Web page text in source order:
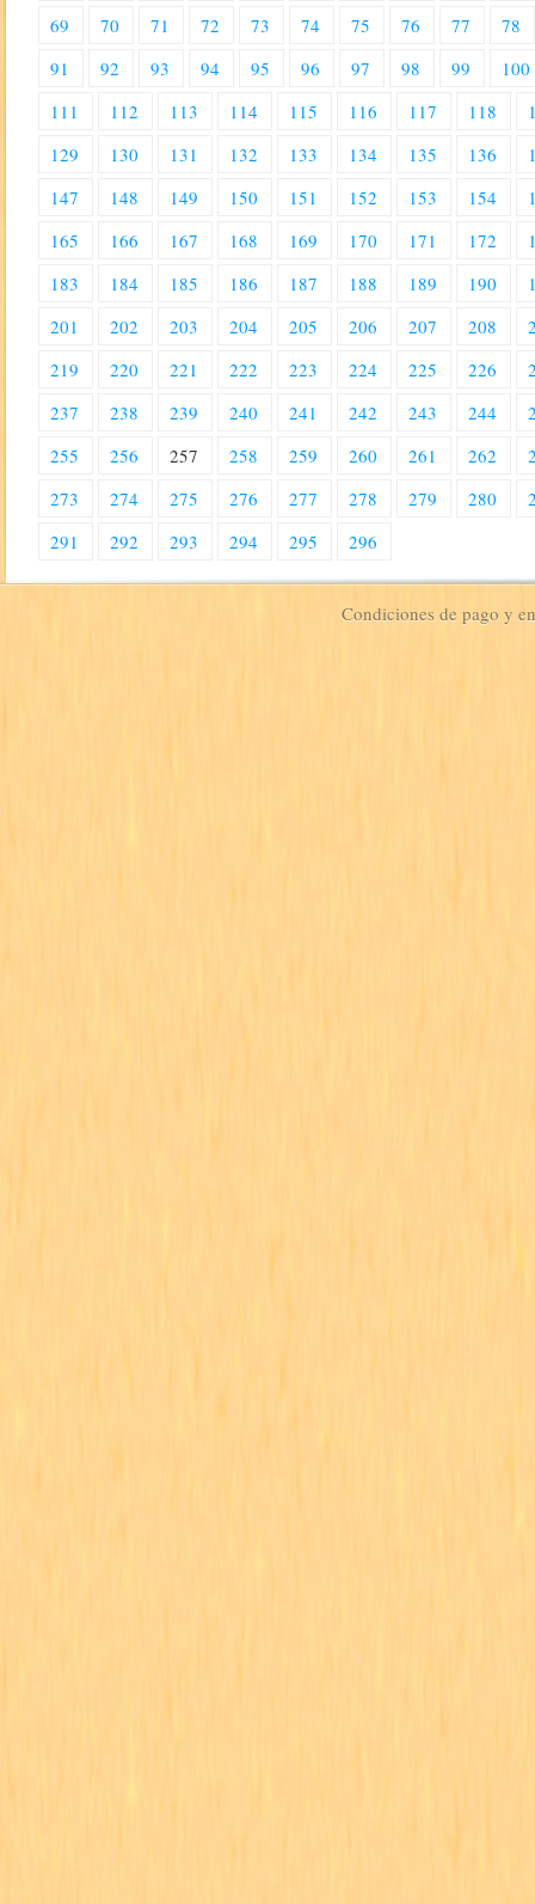
69 70 71 72 73 74 75 76 77
78
91
92 93 94 95 96 97 98 99
100
111
112 113 114 115 116 117 118
129
130 131 132 133 134 135 136
147
148 149 150 151 152 153 154
165
166 167 168 169 170 171 172
183
184 185 186 187 188 189 190
201
202 203 204 205 206 207 208
219
220 221 222 223 224 225 226
237
238 239 240 241 242 243 244
255
256 257 258 259 260 261 262
273
274 275 276 277 278 279 280
291
292 293 294 295 296
Condiciones de pago y